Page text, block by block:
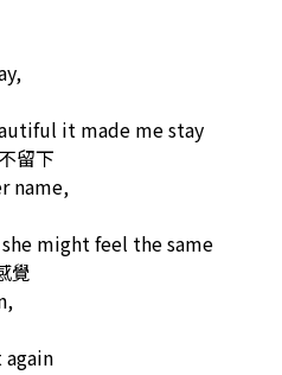
it made me stay
留下
name,
might feel the same
覺